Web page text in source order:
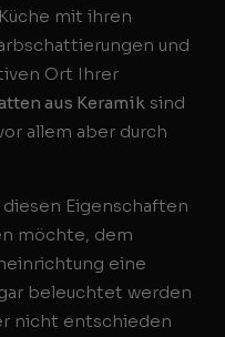
mit ihren
und
Ort Ihrer
aus Keramik sind
allem aber durch
Eigenschaften
möchte, dem
eine
beleuchtet werden
nicht entschieden